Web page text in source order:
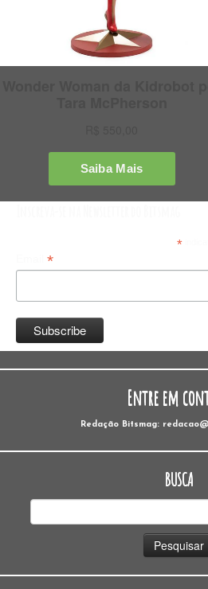
*
*
Entre em
Redação Bitsmag:
BUSCA